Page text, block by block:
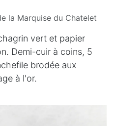
la Marquise du Chatelet
vert et papier
Demi-cuir à coins, 5
brodée aux
à l'or.